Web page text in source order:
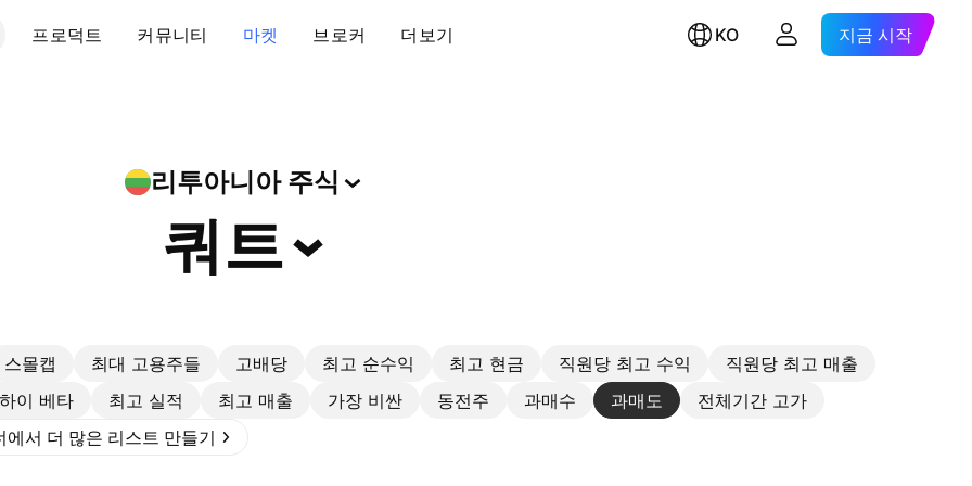
프로덕트 커뮤니티 마켓 브로커 더보기 KO 지금 시작
리투아니아 주식
쿼트
스몰캡 최대 고용주들 고배당 최고 순수익 최고 현금 직원당 최고 수익
직원당 최고 매출
하이 베타
최고 실적 최고 매출 가장 비싼 동전주 과매수 과매도
전체기간 고가
에서 더 많은 리스트 만들기